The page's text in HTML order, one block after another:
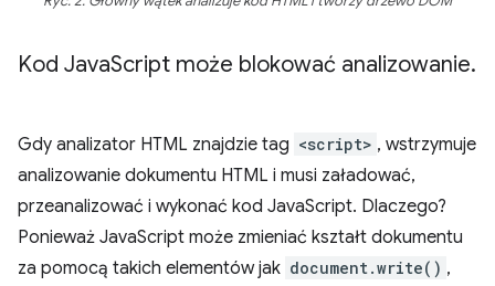
Kod JavaScript może blokować analizowanie.
Gdy analizator HTML znajdzie tag <script> , wstrzymuje
analizowanie dokumentu HTML i musi załadować,
przeanalizować i wykonać kod JavaScript. Dlaczego?
Ponieważ JavaScript może zmieniać kształt dokumentu
za pomocą takich elementów jak document.write() ,